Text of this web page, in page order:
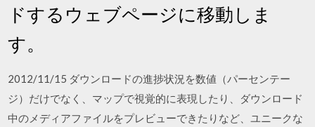
ドするウェブページに移動しま
す。
2012/11/15 ダウンロードの進捗状況を数値（パーセンテー
ジ）だけでなく、マップで視覚的に表現したり、ダウンロード
中のメディアファイルをプレビューできたりなど、ユニークな